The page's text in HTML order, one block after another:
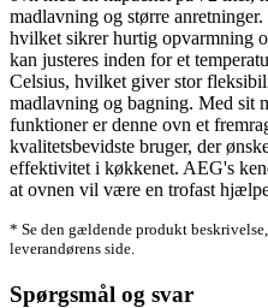
madlavning og større
hvilket sikrer hurtig opvarmning
kan justeres inden for et
Celsius, hvilket giver stor
madlavning og bagning. Med sit
funktioner er denne ovn et
kvalitetsbevidste bruger, der
effektivitet i køkkenet. AEG's
at ovnen vil være en trofast
* Se den gældende produkt
leverandørens side.
Spørgsmål og svar